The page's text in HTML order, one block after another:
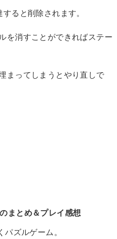
ると削除されます。
を消すことができればステー
まってしまうとやり直しで
まとめ＆プレイ感想
パズルゲーム。